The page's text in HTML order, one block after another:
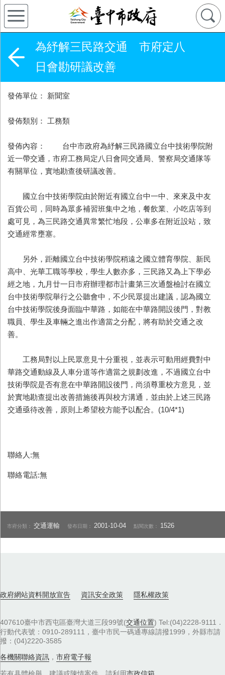
為紓解三民路交通 市府定八
日會勘研議改善
發佈單位： 新聞室
發佈類別： 工務類
發佈內容： 台中市政府為紓解三民路國立台中技術學院附
近一帶交通，市府工務局定八日會同交通局、警察局交通隊等
有關單位，實地勘查後研議改善。
國立台中技術學院由於附近有國立台中一中、來來及中友
百貨公司，同時為眾多補習班集中之地，餐飲業、小吃店等到
處可見，為三民路交通異常繁忙地段，公車多在附近設站，致
交通經常壅塞。
另外，距離國立台中技術學院稍遠之國立體育學院、新民
高中、光華工職等學校，學生人數亦多，三民路又為上下學必
經之地，九月廿一日市府辦理都市計畫第三次通盤檢討在國立
台中技術學院舉行之公聽會中，不少民眾提出建議，認為國立
台中技術學院後身面臨中華路，如能在中華路開設後門，對教
職員、學生及車輛之進出作適當之分配，將有助於交通之改
善。
工務局對以上民眾意見十分重視，並表示可動用經費對中
華路交通動線及人車分道等作適當之規劃改進，不過國立台中
技術學院是否有意在中華路開設後門，尚須尊重校方意見，並
於實地勘查提出改善措施後再與校方溝通，並由於上述三民路
交通亟待改善，原則上希望校方能予以配合。(10/4*1)
聯絡人:無
聯絡電話:無
市府分類：交通運輸 發布日期： 2001-10-04 點閱次數： 1526
政府網站資料開放宣告 資訊安全政策 隱私權政策
407610臺中市西屯區臺灣大道三段99號(交通位置) Tel:(04)2228-9111．
行動代表號：0910-289111，臺中市民一碼通專線請撥1999，外縣市請
撥：(04)2220-3585
各機關聯絡資訊 ， 市府電子報